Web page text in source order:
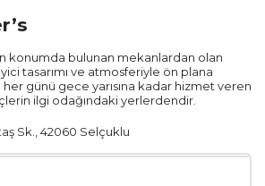
konumda bulunan mekanlardan olan
tasarımı ve atmosferiyle ön plana
her günü gece yarısına kadar hizmet veren
ilgi odağındaki yerlerdendir.
Sk., 42060 Selçuklu